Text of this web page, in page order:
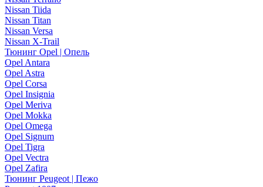
Nissan Tiida
Nissan Titan
Nissan Versa
Nissan X-Trail
Тюнинг Opel | Опель
Opel Antara
Opel Astra
Opel Corsa
Opel Insignia
Opel Meriva
Opel Mokka
Opel Omega
Opel Signum
Opel Tigra
Opel Vectra
Opel Zafira
Тюнинг Peugeot | Пежо